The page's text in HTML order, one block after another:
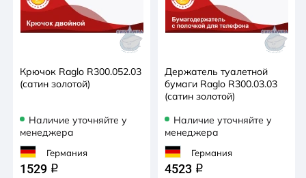
Крючок Raglo R300.052.03
(сатин золотой)
Наличие уточняйте у
менеджера
Германия
1529 q
Держатель туалетной
бумаги Raglo R300.03.03
(сатин золотой)
Наличие уточняйте у
менеджера
Германия
4523 q